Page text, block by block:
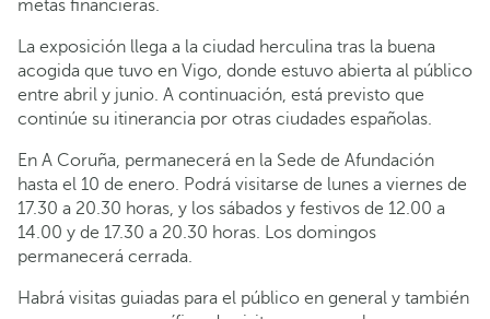
metas financieras.
La exposición llega a la ciudad herculina tras la buena
acogida que tuvo en Vigo, donde estuvo abierta al público
entre abril y junio. A continuación, está previsto que
continúe su itinerancia por otras ciudades españolas.
En A Coruña, permanecerá en la Sede de Afundación
hasta el 10 de enero. Podrá visitarse de lunes a viernes de
17.30 a 20.30 horas, y los sábados y festivos de 12.00 a
14.00 y de 17.30 a 20.30 horas. Los domingos
permanecerá cerrada.
Habrá visitas guiadas para el público en general y también